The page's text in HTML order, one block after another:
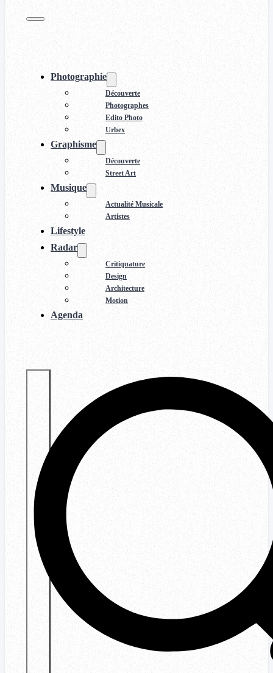
Photographie
Découverte
Photographes
Edito Photo
Urbex
Graphisme
Découverte
Street Art
Musique
Actualité Musicale
Artistes
Lifestyle
Radar
Critiquature
Design
Architecture
Motion
Agenda